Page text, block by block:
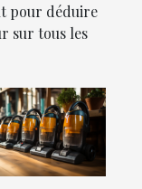
pour déduire
sur tous les